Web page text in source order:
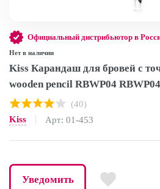
Официальный дистрибьютор в
Нет в наличии
Kiss Карандаш для бровей с
wooden pencil RBWP04 RBWP04
(40)
Kiss
Арт: 01-453
Уведомить